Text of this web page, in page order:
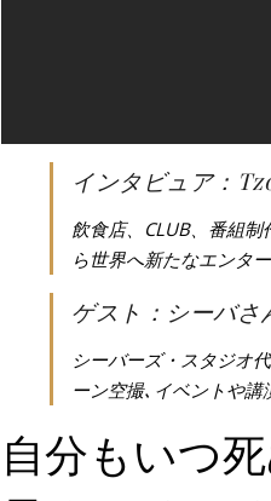
インタビュア：
飲食店、CLUB、番組
ら世界へ新たなエンタ
ゲスト：シーバさ
シーバーズ・スタジオ
ーン空撮､イベントや講
自分もいつ